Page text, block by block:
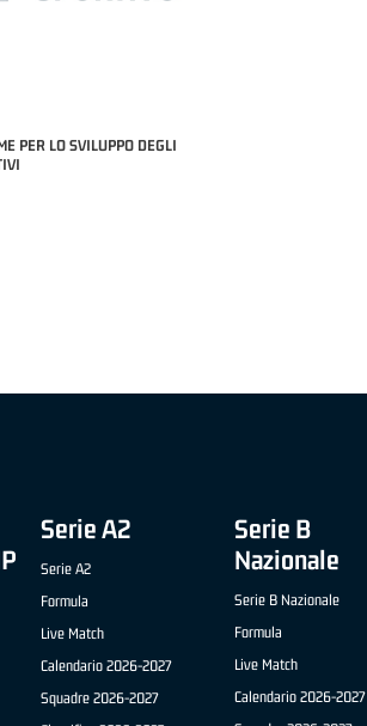
PER LO SVILUPPO DEGLI
Serie A2
Serie A2
Formula
Live Match
Calendario 2026-2027
Squadre 2026-2027
Serie B
Nazionale
Serie B Nazionale
Formula
Live Match
Calendario 2026-2027